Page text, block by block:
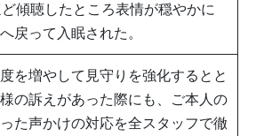
傾聴したところ表情が穏やかに
戻って入眠された。
を増やして見守りを強化するとと
の訴えがあった際にも、ご本人の
た声かけの対応を全スタッフで徹